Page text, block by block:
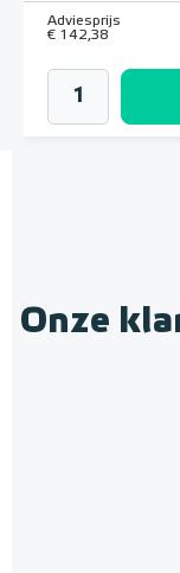
Adviesprijs
€ 142,38
Onze